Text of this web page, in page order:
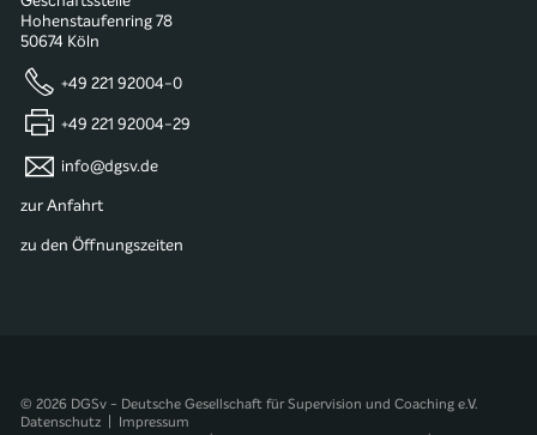
Hohenstaufenring 78
50674 Köln
+49 221 92004-0
+49 221 92004-29
info@dgsv.de
zur Anfahrt
zu den Öffnungszeiten
© 2026 DGSv - Deutsche Gesellschaft für Supervision und Coaching e.V.
Datenschutz
Impressum